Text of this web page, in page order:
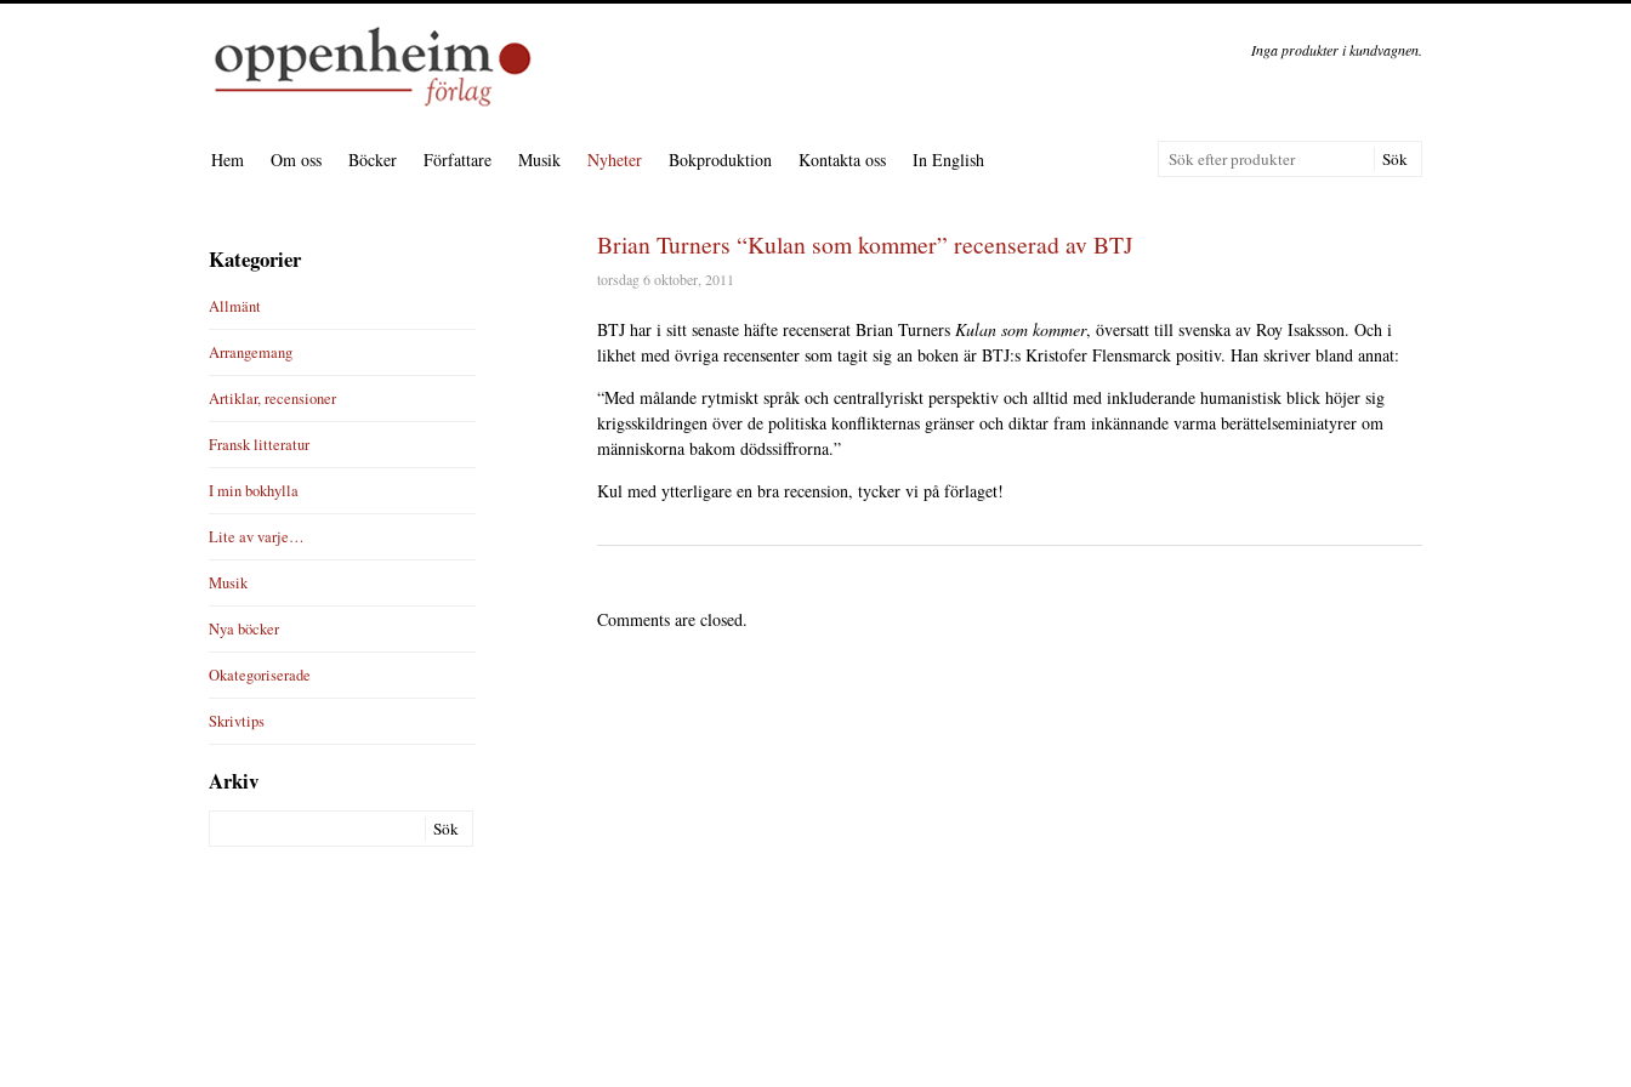
Inga produkter i kundvagnen.
Hem Om oss Böcker Författare Musik Nyheter Bokproduktion Kontakta oss In English
Brian Turners “Kulan som kommer” recenserad av BTJ
torsdag 6 oktober, 2011
BTJ har i sitt senaste häfte recenserat Brian Turners Kulan som kommer, översatt till svenska av Roy Isaksson. Och i
likhet med övriga recensenter som tagit sig an boken är BTJ:s Kristofer Flensmarck positiv. Han skriver bland annat:
“Med målande rytmiskt språk och centrallyriskt perspektiv och alltid med inkluderande humanistisk blick höjer sig
krigsskildringen över de politiska konflikternas gränser och diktar fram inkännande varma berättelseminiatyrer om
människorna bakom dödssiffrorna.”
Kul med ytterligare en bra recension, tycker vi på förlaget!
Comments are closed.
Kategorier
Allmänt
Arrangemang
Artiklar, recensioner
Fransk litteratur
I min bokhylla
Lite av varje…
Musik
Nya böcker
Okategoriserade
Skrivtips
Arkiv